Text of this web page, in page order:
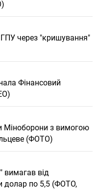
ГПУ через "кришування"
Фінансовий
Міноборони з вимогою
(ФОТО)
вимагав від
долар по 5,5 (ФОТО,